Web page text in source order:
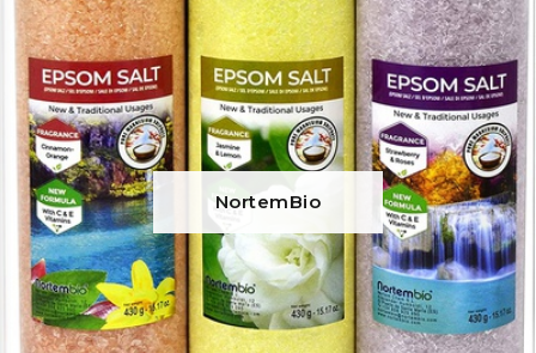
NortemBio